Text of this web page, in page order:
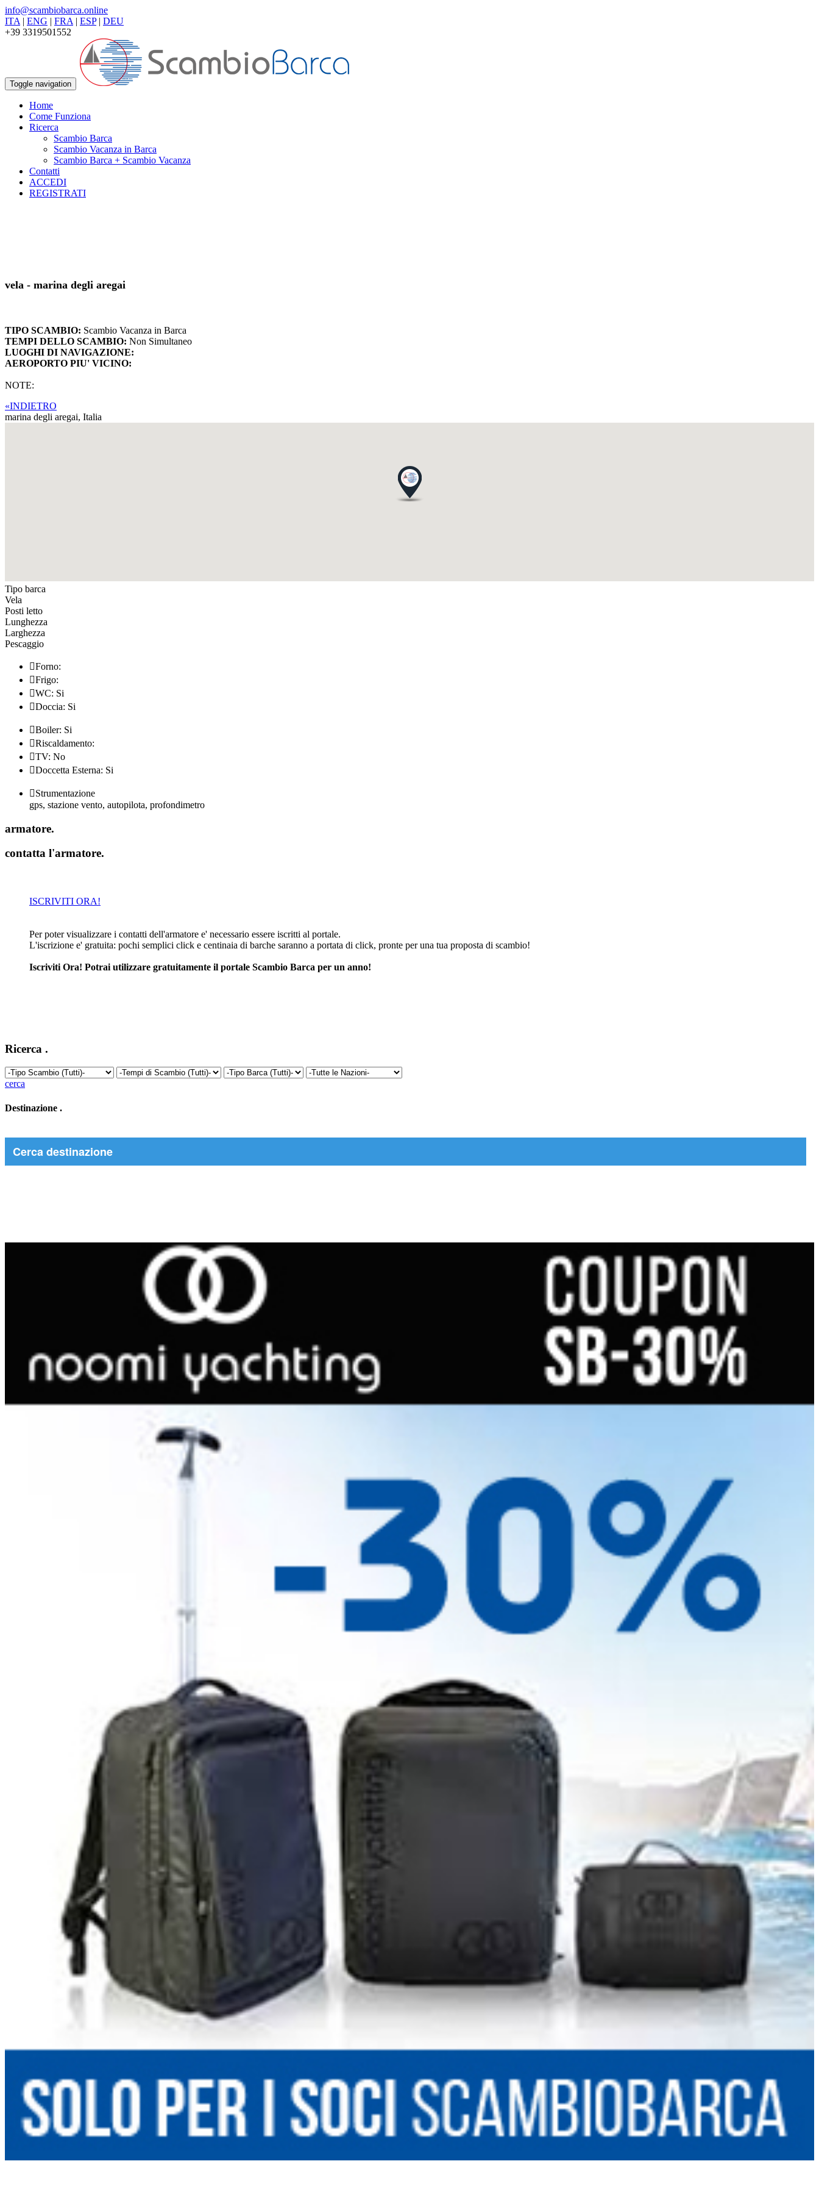
info@scambiobarca.online
ITA | ENG | FRA | ESP| DEU
+39 3319501552
Toggle navigation
Home
Come Funziona
Ricerca
Scambio Barca
Scambio Vacanza in Barca
Scambio Barca + Scambio Vacanza
Contatti
ACCEDI
REGISTRATI
vela - marina degli aregai
TIPO SCAMBIO: Scambio Vacanza in Barca
TEMPI DELLO SCAMBIO: Non Simultaneo
LUOGHI DI NAVIGAZIONE:
AEROPORTO PIU' VICINO:
NOTE:
«INDIETRO
marina degli aregai, Italia
Tipo barca
Vela
Posti letto
Lunghezza
Larghezza
Pescaggio
Forno:
Frigo:
WC: Si
Doccia: Si
Boiler: Si
Riscaldamento:
TV: No
Doccetta Esterna: Si
Strumentazione
gps, stazione vento, autopilota, profondimetro
armatore.
contatta l'armatore.
ISCRIVITI ORA!
Per poter visualizzare i contatti dell'armatore e' necessario essere iscritti al portale.
L'iscrizione e' gratuita: pochi semplici click e centinaia di barche saranno a portata di click, pronte per una tua proposta di scambio!
Iscriviti Ora! Potrai utilizzare gratuitamente il portale Scambio Barca per un anno!
Ricerca .
cerca
Destinazione .